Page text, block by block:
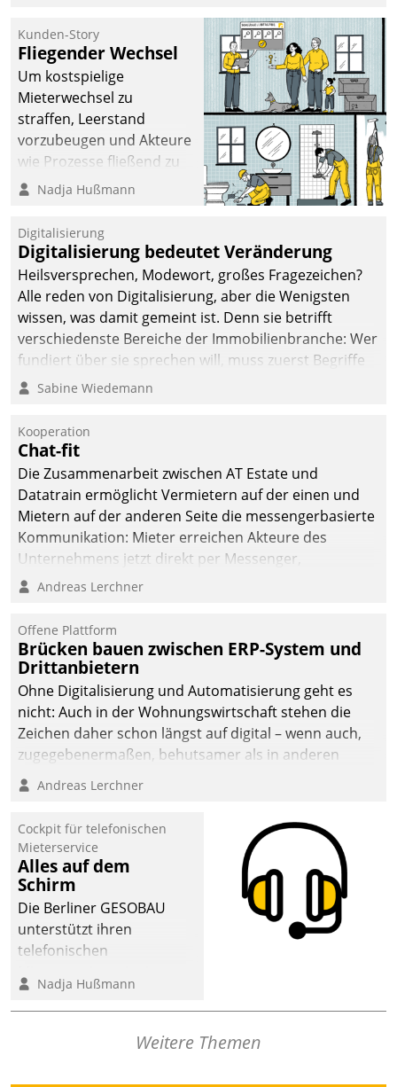
kommunale Wohnungsbauunternehmen daher
gemeinsam mit der Berliner Datatrain GmbH den
Teilprozess der Objektsanierung digitalisiert.
Kunden-Story
Fliegender Wechsel
Um kostspielige
Mieterwechsel zu
straffen, Leerstand
vorzubeugen und Akteure
wie Prozesse fließend zu
vernetzen, nutzt die
Jahresbeginn eine
Überblick, Einsicht und
Eingriff bietende Lösung.
Zur Entwicklung setzte
man auf
Cloudtechnologie,
bewährte und Startup-
agile Projektmethoden.
Nadja Hußmann
Digitalisierung
Digitalisierung bedeutet Veränderung
Heilsversprechen, Modewort, großes Fragezeichen?
Alle reden von Digitalisierung, aber die Wenigsten
wissen, was damit gemeint ist. Denn sie betrifft
verschiedenste Bereiche der Immobilienbranche: Wer
fundiert über sie sprechen will, muss zuerst Begriffe
klären. Ein Aspekt ist die betriebliche Optimierung:
Einsparungen durch optimierte und automatisierte
Prozesse. Doch man darf nicht zu viel erwarten: Allein
mit der Einführung einer neuen Software ist es nicht
getan. Die Digitalisierung erfordert von Unternehmen
die Bereitschaft, sich zu überprüfen, zu hinterfragen
und zu verändern.
Sabine Wiedemann
Kooperation
Chat-fit
Die Zusammenarbeit zwischen AT Estate und
Datatrain ermöglicht Vermietern auf der einen und
Mietern auf der anderen Seite die messengerbasierte
Kommunikation: Mieter erreichen Akteure des
Unternehmens jetzt direkt per Messenger,
Mitarbeiter oder Dienstleister empfangen oder
Andreas Lerchner
Offene Plattform
Brücken bauen zwischen ERP-System und
Drittanbietern
Ohne Digitalisierung und Automatisierung geht es
nicht: Auch in der Wohnungswirtschaft stehen die
Zeichen daher schon längst auf digital – wenn auch,
zugegebenermaßen, behutsamer als in anderen
Branchen.
Andreas Lerchner
Cockpit für telefonischen
Mieterservice
Alles auf dem
Schirm
Die Berliner GESOBAU
unterstützt ihren
telefonischen
digitalen Cockpit, das
situationsbezogen
passende Fragen und
Nadja Hußmann
Weitere Themen